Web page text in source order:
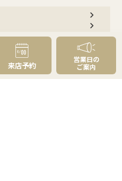
来店予約
営業日の
ご案内